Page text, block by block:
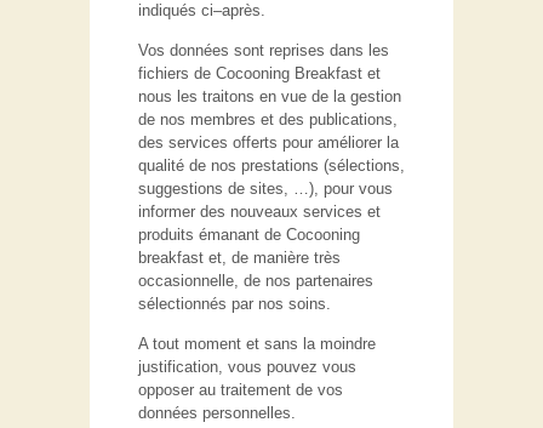
indiqués ci–après.
Vos données sont reprises dans les
fichiers de Cocooning Breakfast et
nous les traitons en vue de la gestion
de nos membres et des publications,
des services offerts pour améliorer la
qualité de nos prestations (sélections,
suggestions de sites, …), pour vous
informer des nouveaux services et
produits émanant de Cocooning
breakfast et, de manière très
occasionnelle, de nos partenaires
sélectionnés par nos soins.
A tout moment et sans la moindre
justification, vous pouvez vous
opposer au traitement de vos
données personnelles.